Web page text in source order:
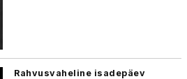
Rahvusvaheline isadepäev